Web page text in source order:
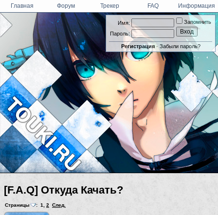
Имя:
Пароль:
Запомнить
Регистрация· Забыли пароль?
Главная Форум Трекер FAQ Информация
[F.A.Q] Откуда Качать?
Страницы : 1, 2 След.